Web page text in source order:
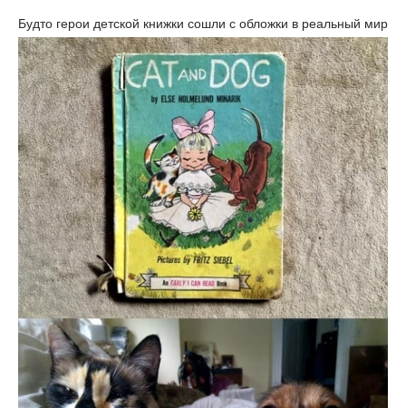
Будто герои детской книжки сошли с обложки в реальный мир